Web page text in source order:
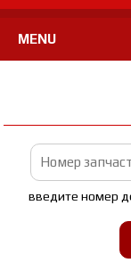
MENU
введите номер